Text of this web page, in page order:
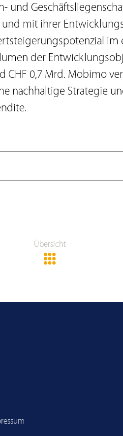
und
mit ihrer
der
CHF 0,7 Mrd. Mobimo
nachhaltige Strategie
Übersicht